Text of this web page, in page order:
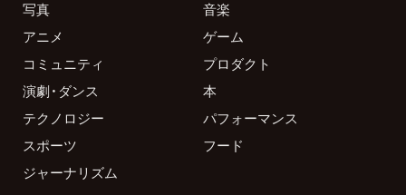
写真
音楽
アニメ
ゲーム
コミュニティ
プロダクト
演劇・ダンス
本
テクノロジー
パフォーマンス
スポーツ
フード
ジャーナリズム